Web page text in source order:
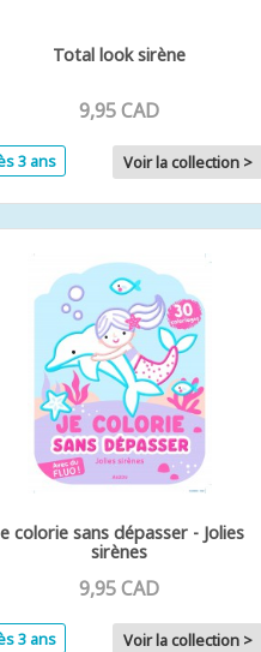
Total look sirène
9,95 CAD
3 ans Voir la collection >
colorie sans dépasser - Jolies
sirènes
9,95 CAD
3 ans Voir la collection >